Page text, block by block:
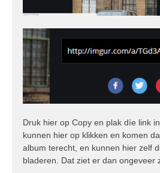
Druk hier op Copy en plak díe link
kunnen hier op klikken en komen
album terecht, en kunnen hier zelf
bladeren. Dat ziet er dan ongeveer